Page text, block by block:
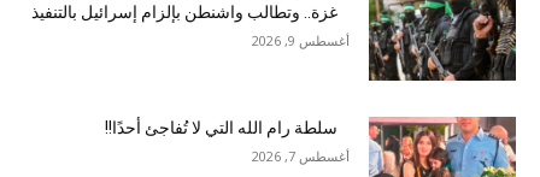
غزة.. وتطالب واشنطن بإلزام إسرائيل بالتنفيذ
أغسطس 9, 2026
سلطة رام الله التي لا تُفاجئ أحدًا!!
أغسطس 7, 2026